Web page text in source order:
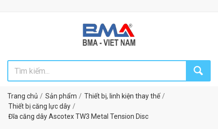
Trang chủ Sản phẩm
Thiết bị, linh kiện thay thế
Thiết bị căng lực dây
Đĩa căng dây Ascotex TW3 Metal Tension Disc